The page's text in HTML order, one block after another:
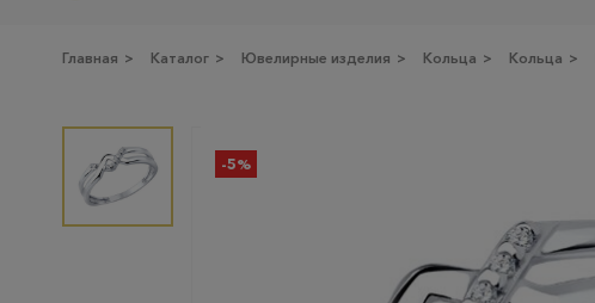
Главная > Каталог > Ювелирные изделия > Кольца > Кольца >
-5%